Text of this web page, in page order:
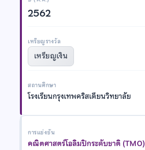
2562
เหรียญรางวัล
เหรียญเงิน
สถานศึกษา
โรงเรียนกรุงเทพคริสเตียนวิทยาลัย
การแข่งขัน
คณิตศาสตร์โอลิมปิกระดับชาติ (TMO)